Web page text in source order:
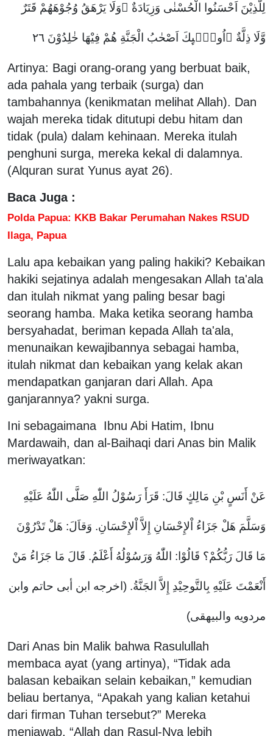
لِلَّذِيْنَ اَحْسَنُوا الْحُسْنٰى وَزِيَادَةٌ ۗوَلَا يَرْهَقُ وُجُوْهَهُمْ قَتَرٌ
وَّلَا ذِلَّةٌ ۗاُولٰۤىِٕكَ اَصْحٰبُ الْجَنَّةِ هُمْ فِيْهَا خٰلِدُوْنَ ٢٦
Artinya: Bagi orang-orang yang berbuat baik,
ada pahala yang terbaik (surga) dan
tambahannya (kenikmatan melihat Allah). Dan
wajah mereka tidak ditutupi debu hitam dan
tidak (pula) dalam kehinaan. Mereka itulah
penghuni surga, mereka kekal di dalamnya.
(Alquran surat Yunus ayat 26).
Baca Juga :
Polda Papua: KKB Bakar Perumahan Nakes RSUD
Ilaga, Papua
Lalu apa kebaikan yang paling hakiki? Kebaikan
hakiki sejatinya adalah mengesakan Allah ta'ala
dan itulah nikmat yang paling besar bagi
seorang hamba. Maka ketika seorang hamba
bersyahadat, beriman kepada Allah ta'ala,
menunaikan kewajibannya sebagai hamba,
itulah nikmat dan kebaikan yang kelak akan
mendapatkan ganjaran dari Allah. Apa
ganjarannya? yakni surga.
Ini sebagaimana Ibnu Abi Hatim, Ibnu
Mardawaih, dan al-Baihaqi dari Anas bin Malik
meriwayatkan:
عَنْ أَنَسٍ بْنِ مَالِكٍ قَالَ: قَرَأَ رَسُوْلُ اللّٰهِ صَلَّى اللّٰهُ عَلَيْهِ
وَسَلَّمَ هَلْ جَزَاءُ اْلإِحْسَانِ إِلاَّ اْلإِحْسَانِ. وَقاَلَ: هَلْ تَدْرُوْنَ
مَا قَالَ رَبُّكُمْ؟ قَالُوْا: اللّٰهُ وَرَسُوْلُهُ أَعْلَمُ. قَالَ مَا جَزَاءُ مَنْ
أَنْعَمْتَ عَلَيْهِ بِالتَّوحِيْدِ إِلاَّ الجَنَّةُ. (اخرجه ابن أبى حاتم وابن
مردويه والبيهقى)
Dari Anas bin Malik bahwa Rasulullah
membaca ayat (yang artinya), “Tidak ada
balasan kebaikan selain kebaikan,” kemudian
beliau bertanya, “Apakah yang kalian ketahui
dari firman Tuhan tersebut?” Mereka
menjawab, “Allah dan Rasul-Nya lebih